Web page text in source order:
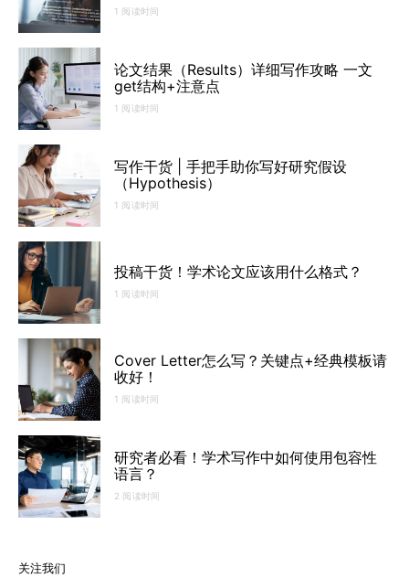
1 阅读时间
论文结果（Results）详细写作攻略 一文
get结构+注意点
1 阅读时间
写作干货 | 手把手助你写好研究假设
（Hypothesis）
1 阅读时间
投稿干货！学术论文应该用什么格式？
1 阅读时间
Cover Letter怎么写？关键点+经典模板请
收好！
1 阅读时间
研究者必看！学术写作中如何使用包容性
语言？
2 阅读时间
关注我们